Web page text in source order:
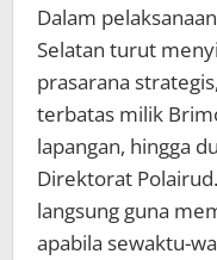
Dalam
Selatan turut
prasarana
terbatas milik
lapangan, hingga
Direktorat
langsung guna
apabila sewaktu-